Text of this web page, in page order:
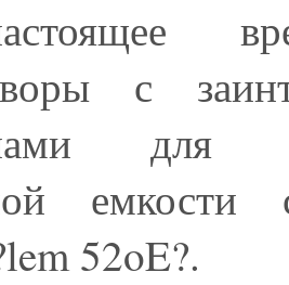
с
для
емкости
52oE?.